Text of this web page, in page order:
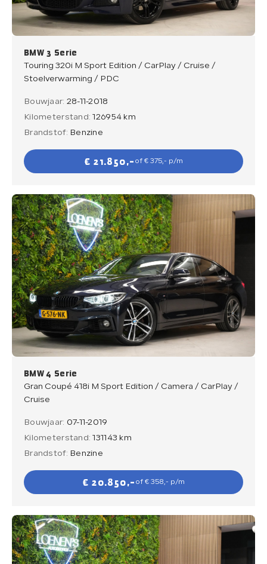
BMW 3 Serie
Touring 320i M Sport Edition / CarPlay / Cruise /
Stoelverwarming / PDC
Bouwjaar: 28-11-2018
Kilometerstand:126954 km
Brandstof: Benzine
€ 21.850,- of € 375,- p/m
BMW 4 Serie
Gran Coupé 418i M Sport Edition / Camera / CarPlay /
Cruise
Bouwjaar: 07-11-2019
Kilometerstand:131143 km
Brandstof: Benzine
€ 20.850,- of € 358,- p/m